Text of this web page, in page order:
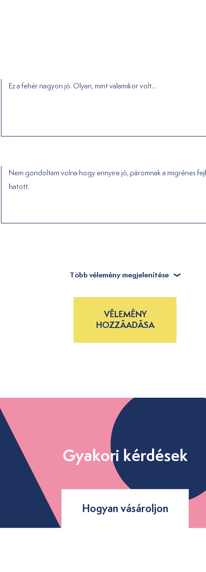
Ez a fehér nagyon jó. Olyan, mint valamikor volt...
Nem gondoltam volna hogy ennyire jó, páromnak a migrénes
hatott.
Több vélemény megjelenítése
VÉLEMÉNY
HOZZÁADÁSA
Gyakori kérdések
Hogyan vásároljon